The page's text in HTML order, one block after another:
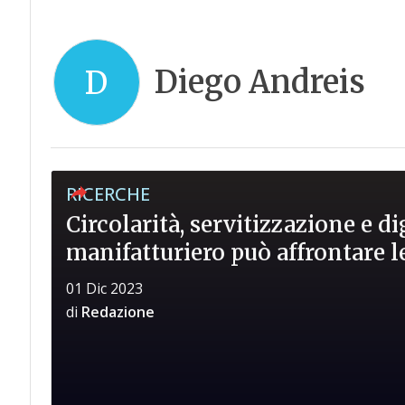
D Diego Andreis
RICERCHE
Circolarità, servitizzazione e
manifatturiero può affrontare
01 Dic 2023
di Redazione